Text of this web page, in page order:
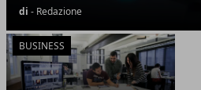
di - Redazione
BUSINESS